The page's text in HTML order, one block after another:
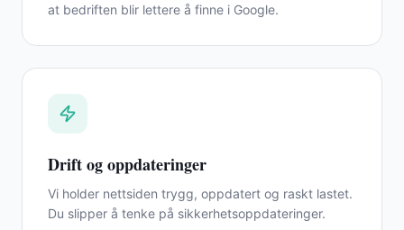
at bedriften blir lettere å finne i Google.
Drift og oppdateringer
Vi holder nettsiden trygg, oppdatert og raskt lastet.
Du slipper å tenke på sikkerhetsoppdateringer.